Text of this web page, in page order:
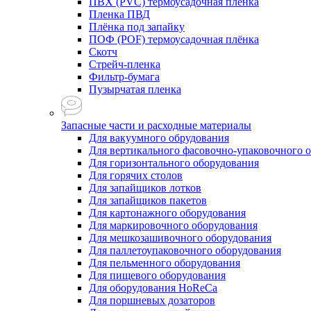
Пленка ПВД
Плёнка под запайку
ПОФ (POF) термоусадочная плёнка
Скотч
Стрейч-пленка
Фильтр-бумага
Пузырчатая пленка
Запасные части и расходные материалы
Для вакуумного обрудования
Для вертикального фасовочно-упаковочного
Для горизонтального оборудования
Для горячих столов
Для запайщиков лотков
Для запайщиков пакетов
Для картонажного оборудования
Для маркировочного оборудования
Для мешкозашивочного оборудования
Для паллетоупаковочного оборудования
Для пельменного оборудования
Для пищевого оборудования
Для оборудования HoReCa
Для поршневых дозаторов